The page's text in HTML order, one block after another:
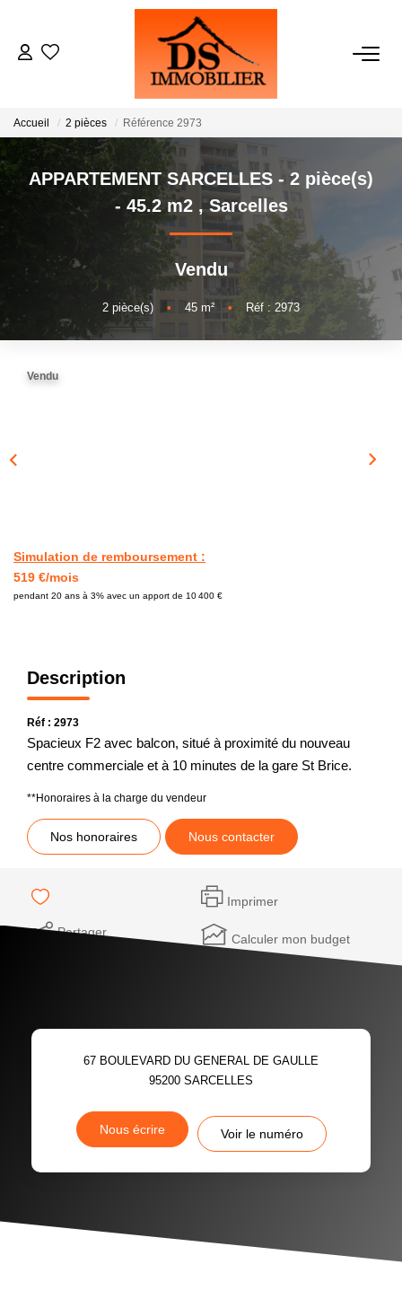
ACHATS
LOCATIONS
ESTIMATION
GESTION
NOTRE AGENCE
Accueil 2 pièces Référence 2973
APPARTEMENT SARCELLES - 2 pièce(s)
- 45.2 m2 ,Sarcelles
Vendu
2 pièce(s) • 45 m² • Réf : 2973
Vendu
Simulation de remboursement :
519 €/mois
pendant 20 ans à 3% avec un apport de 10 400 €
Description
Réf : 2973
Spacieux F2 avec balcon, situé à proximité du nouveau
centre commerciale et à 10 minutes de la gare St Brice.
**Honoraires à la charge du vendeur
Nos honoraires Nous contacter
Imprimer
Partager Calculer mon budget
67 BOULEVARD DU GENERAL DE GAULLE
95200 SARCELLES
Nous écrire Voir le numéro